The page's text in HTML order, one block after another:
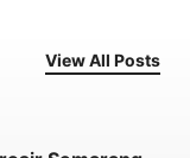
View All Posts